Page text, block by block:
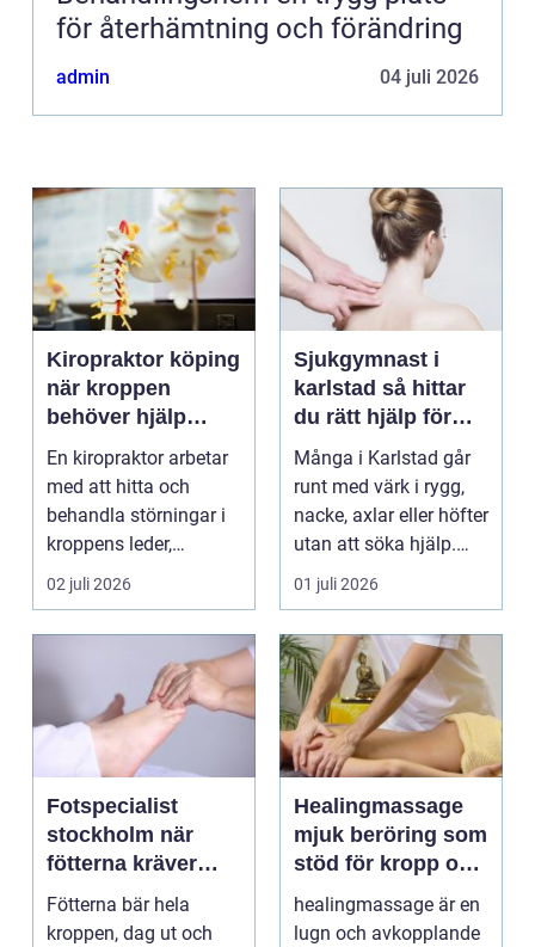
för återhämtning och förändring
admin 04 juli 2026
Kiropraktor köping
när kroppen
behöver hjälp
tillbaka
En kiropraktor arbetar
med att hitta och
behandla störningar i
kroppens leder,
muskler och
nervsyste...
02 juli 2026
Sjukgymnast i
karlstad så hittar
du rätt hjälp för
kroppen
Många i Karlstad går
runt med värk i rygg,
nacke, axlar eller höfter
utan att söka hjälp.
Andra har ...
01 juli 2026
Fotspecialist
stockholm när
fötterna kräver
mer än vanliga
sulor
Fötterna bär hela
kroppen, dag ut och
Healingmassage
mjuk beröring som
stöd för kropp och
själ
healingmassage är en
lugn och avkopplande